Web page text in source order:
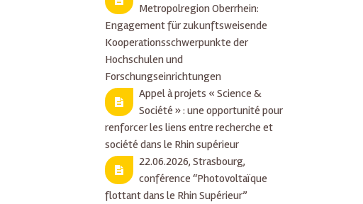
Metropolregion Oberrhein:
Engagement für zukunftsweisende
Kooperationsschwerpunkte der
Hochschulen und
Forschungseinrichtungen
Appel à projets « Science &
Société » : une opportunité pour
renforcer les liens entre recherche et
société dans le Rhin supérieur
22.06.2026, Strasbourg,
conférence “Photovoltaïque
flottant dans le Rhin Supérieur”